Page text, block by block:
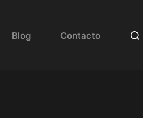
Blog Contacto